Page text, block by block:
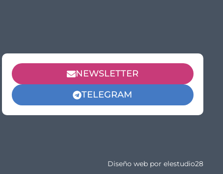
NEWSLETTER
TELEGRAM
Diseño web por elestudio28​